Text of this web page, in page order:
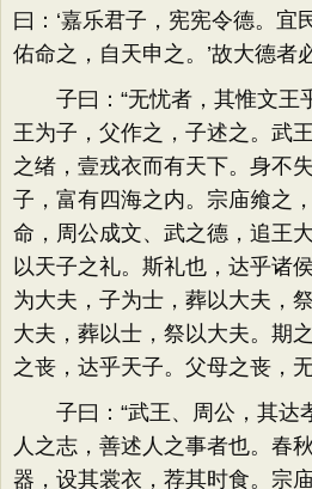
曰：‘嘉乐君子，宪宪令德。宜
佑命之，自天申之。’故大德者
子曰：“无忧者，其惟文王
王为子，父作之，子述之。武
之绪，壹戎衣而有天下。身不
子，富有四海之内。宗庙飨之
命，周公成文、武之德，追王
以天子之礼。斯礼也，达乎诸
为大夫，子为士，葬以大夫，
大夫，葬以士，祭以大夫。期
之丧，达乎天子。父母之丧，
子曰：“武王、周公，其达
人之志，善述人之事者也。春
器，设其裳衣，荐其时食。宗